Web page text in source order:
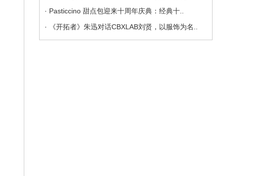
· Pasticcino 甜点包迎来十周年庆典：经典十..
· 《开拓者》朱迅对话CBXLAB刘贤，以服饰为名..